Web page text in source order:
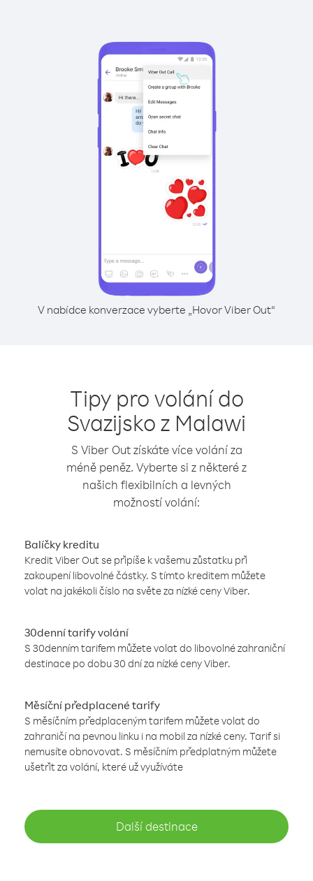
V nabídce konverzace vyberte „Hovor Viber Out“
Tipy pro volání do
Svazijsko z Malawi
S Viber Out získáte více volání za
méně peněz. Vyberte si z některé z
našich flexibilních a levných
možností volání:
Balíčky kreditu
Kredit Viber Out se připíše k vašemu zůstatku při
zakoupení libovolné částky. S tímto kreditem můžete
volat na jakékoli číslo na světe za nízké ceny Viber.
30denní tarify volání
S 30denním tarifem můžete volat do libovolné zahraniční
destinace po dobu 30 dní za nízké ceny Viber.
Měsíční předplacené tarify
S měsíčním předplaceným tarifem můžete volat do
zahraničí na pevnou linku i na mobil za nízké ceny. Tarif si
nemusíte obnovovat. S měsíčním předplatným můžete
ušetřit za volání, které už využíváte
Další destinace